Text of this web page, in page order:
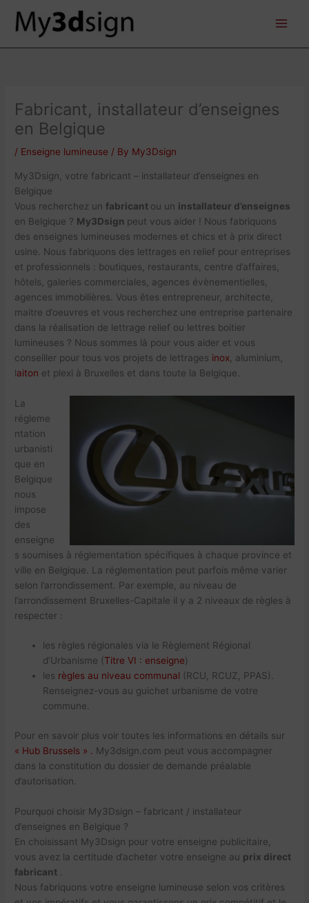
Fabricant, installateur d’enseignes
en Belgique
/ Enseigne lumineuse / By My3Dsign
My3Dsign, votre fabricant – installateur d’enseignes en
Belgique
Vous recherchez unfabricant ou un installateur d’enseignes
en Belgique ? My3Dsign peut vous aider ! Nous fabriquons
des enseignes lumineuses modernes et chics et à prix direct
usine. Nous fabriquons des lettrages en relief pour entreprises
et professionnels : boutiques, restaurants, centre d’affaires,
hôtels, galeries commerciales, agences évènementielles,
agences immobilières. Vous êtes entrepreneur, architecte,
maitre d’oeuvres et vous recherchez une entreprise partenaire
dans la réalisation de lettrage relief ou lettres boitier
lumineuses ? Nous sommes là pour vous aider et vous
conseiller pour tous vos projets de lettrages inox , aluminium,
laiton et plexi à Bruxelles et dans toute la Belgique.
La
régleme
ntation
urbanisti
que en
Belgique
nous
impose
des
enseigne
s soumises à réglementation spécifiques à chaque province et
ville en Belgique. La réglementation peut parfois même varier
selon l’arrondissement. Par exemple, au niveau de
l’arrondissement Bruxelles-Capitale il y a 2 niveaux de règles à
respecter :
les règles régionales via le Règlement Régional
d’Urbanisme (Titre VI : enseigne)
les règles au niveau communal (RCU, RCUZ, PPAS).
Renseignez-vous au guichet urbanisme de votre
commune.
Pour en savoir plus voir toutes les informations en détails sur
« Hub Brussels » . My3dsign.com peut vous accompagner
dans la constitution du dossier de demande préalable
d’autorisation.
Pourquoi choisir My3Dsign – fabricant / installateur
d’enseignes en Belgique ?
En choisissant My3Dsign pour votre enseigne publicitaire,
vous avez la certitude d’acheter votre enseigne au prix direct
fabricant
Nous fabriquons votre enseigne lumineuse selon vos critères